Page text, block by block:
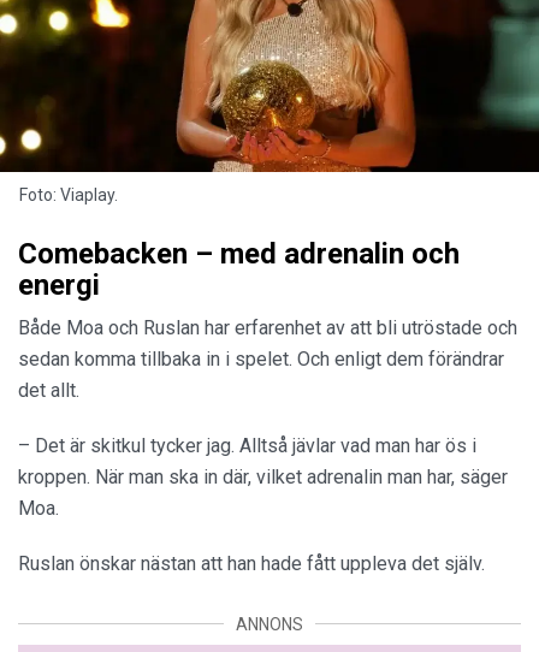
Foto: Viaplay.
Comebacken – med adrenalin och
energi
Både Moa och Ruslan har erfarenhet av att bli utröstade och
sedan komma tillbaka in i spelet. Och enligt dem förändrar
det allt.
– Det är skitkul tycker jag. Alltså jävlar vad man har ös i
kroppen. När man ska in där, vilket adrenalin man har, säger
Moa.
Ruslan önskar nästan att han hade fått uppleva det själv.
ANNONS